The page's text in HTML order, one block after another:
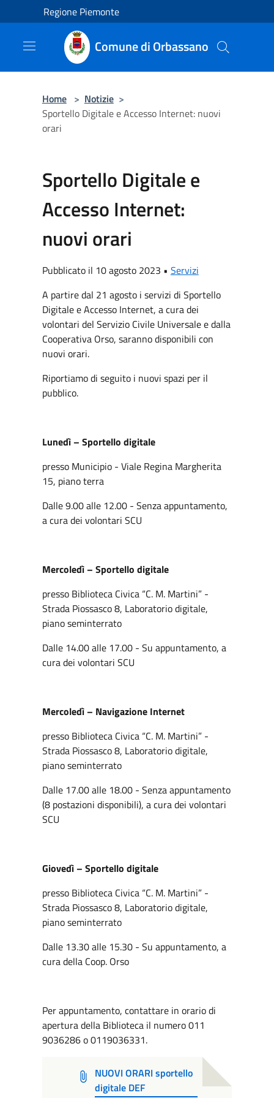
Salta al contenuto principale
Regione Piemonte
Comune di Orbassano
Home > Notizie >
Sportello Digitale e Accesso Internet: nuovi
orari
Sportello Digitale e
Accesso Internet:
nuovi orari
Pubblicato il 10 agosto 2023 • Servizi
A partire dal 21 agosto i servizi di Sportello
Digitale e Accesso Internet, a cura dei
volontari del Servizio Civile Universale e dalla
Cooperativa Orso, saranno disponibili con
nuovi orari.
Riportiamo di seguito i nuovi spazi per il
pubblico.
Lunedì – Sportello digitale
presso Municipio - Viale Regina Margherita
15, piano terra
Dalle 9.00 alle 12.00 - Senza appuntamento,
a cura dei volontari SCU
Mercoledì – Sportello digitale
presso Biblioteca Civica “C. M. Martini” -
Strada Piossasco 8, Laboratorio digitale,
piano seminterrato
Dalle 14.00 alle 17.00 - Su appuntamento, a
cura dei volontari SCU
Mercoledì – Navigazione Internet
presso Biblioteca Civica “C. M. Martini” -
Strada Piossasco 8, Laboratorio digitale,
piano seminterrato
Dalle 17.00 alle 18.00 - Senza appuntamento
(8 postazioni disponibili), a cura dei volontari
SCU
Giovedì – Sportello digitale
presso Biblioteca Civica “C. M. Martini” -
Strada Piossasco 8, Laboratorio digitale,
piano seminterrato
Dalle 13.30 alle 15.30 - Su appuntamento, a
cura della Coop. Orso
Per appuntamento, contattare in orario di
apertura della Biblioteca il numero 011
9036286 o 0119036331.
NUOVI ORARI sportello
digitale DEF